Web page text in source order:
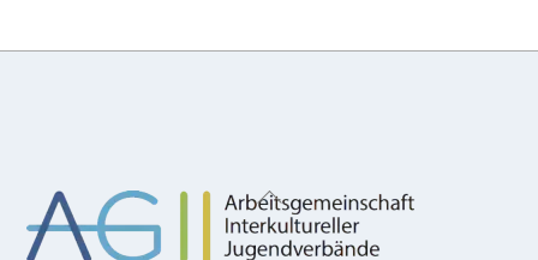
Back
To
Top